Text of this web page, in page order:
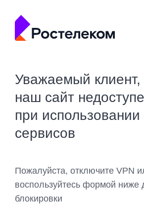
Уважаемый клиент,
наш сайт
при использовании
сервисов
Пожалуйста, отключите VPN
воспользуйтесь формой ниже
блокировки